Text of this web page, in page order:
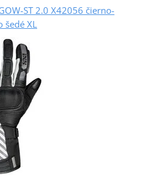
ST 2.0 X42056 čierno-
šedé XL